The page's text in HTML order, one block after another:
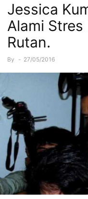
Jessica
Alami
Rutan.
By - 27/05/2016